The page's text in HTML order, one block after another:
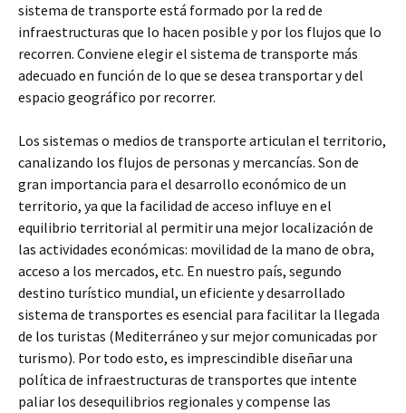
sistema de transporte está formado por la red de
infraestructuras que lo hacen posible y por los flujos que lo
recorren. Conviene elegir el sistema de transporte más
adecuado en función de lo que se desea transportar y del
espacio geográfico por recorrer.
Los sistemas o medios de transporte articulan el territorio,
canalizando los flujos de personas y mercancías. Son de
gran importancia para el desarrollo económico de un
territorio, ya que la facilidad de acceso influye en el
equilibrio territorial al permitir una mejor localización de
las actividades económicas: movilidad de la mano de obra,
acceso a los mercados, etc. En nuestro país, segundo
destino turístico mundial, un eficiente y desarrollado
sistema de transportes es esencial para facilitar la llegada
de los turistas (Mediterráneo y sur mejor comunicadas por
turismo). Por todo esto, es imprescindible diseñar una
política de infraestructuras de transportes que intente
paliar los desequilibrios regionales y compense las